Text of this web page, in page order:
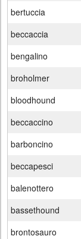
bertuccia
beccaccia
bengalino
broholmer
bloodhound
beccaccino
barboncino
beccapesci
balenottero
bassethound
brontosauro